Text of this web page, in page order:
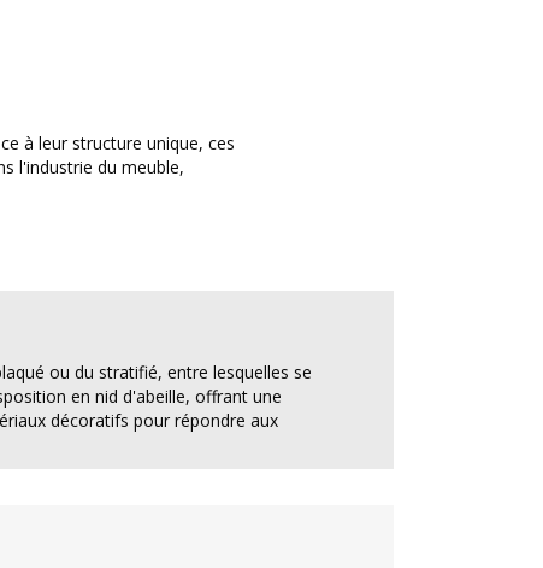
à leur structure unique, ces
l'industrie du meuble,
ou du stratifié, entre lesquelles se
en nid d'abeille, offrant une
décoratifs pour répondre aux